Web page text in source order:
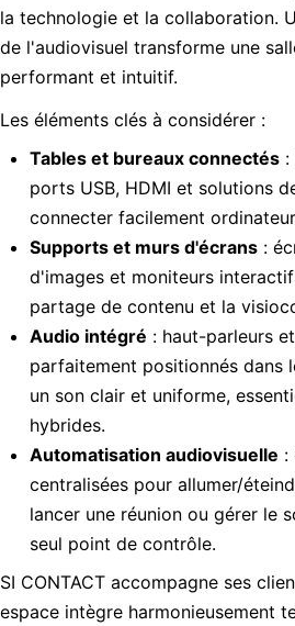
la technologie et la collaboration.
de l'audiovisuel transforme une
performant et intuitif.
Les éléments clés à considérer :
Tables et bureaux connectés :
ports USB, HDMI et solutions
connecter facilement
Supports et murs d'écrans :
d'images et moniteurs
partage de contenu et la
Audio intégré : haut-parleurs
parfaitement positionnés dans
un son clair et uniforme,
hybrides.
Automatisation audiovisuelle :
centralisées pour allumer/
lancer une réunion ou gérer le
seul point de contrôle.
SI CONTACT accompagne ses
espace intègre harmonieusement